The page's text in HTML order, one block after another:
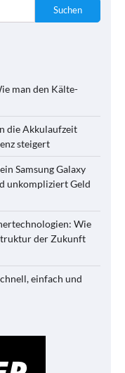
Suchen
man den Kälte-
die Akkulaufzeit
steigert
Samsung Galaxy
unkompliziert Geld
Wie
der Zukunft
einfach und